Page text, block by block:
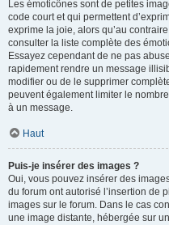
Les émoticônes sont de petites
code court et qui permettent
exprime la joie, alors qu’au
consulter la liste complète des
Essayez cependant de ne pas
rapidement rendre un message
modifier ou de le supprimer
peuvent également limiter le
à un message.
Haut
Puis-je insérer des images ?
Oui, vous pouvez insérer des
du forum ont autorisé l’insertion de
images sur le forum. Dans le cas
une image distante, hébergée sur